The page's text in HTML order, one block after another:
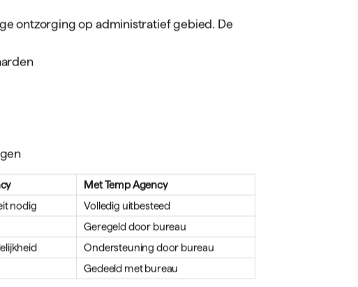
ontzorging op administratief gebied. De
Met Temp Agency
nodig
Volledig uitbesteed
Geregeld door bureau
Ondersteuning door bureau
Gedeeld met bureau